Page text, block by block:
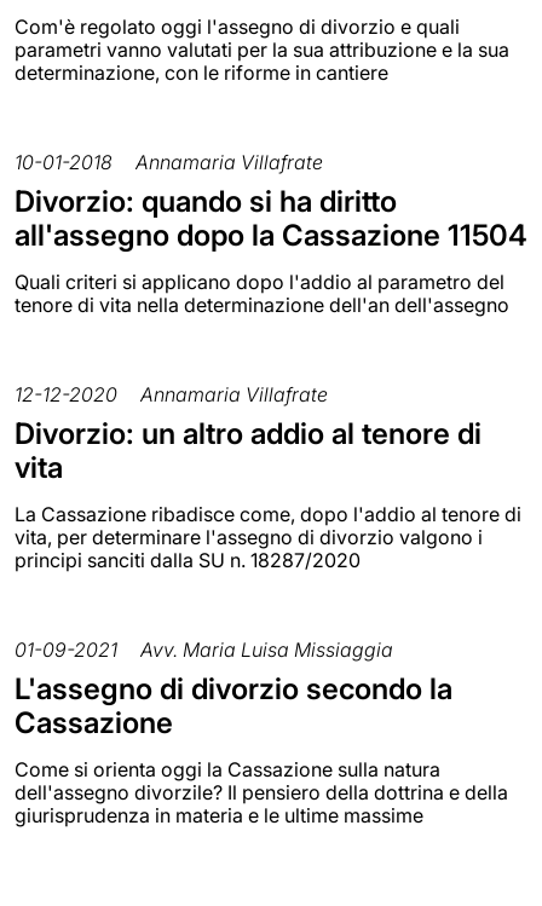
Com'è regolato oggi l'assegno di divorzio e quali
parametri vanno valutati per la sua attribuzione e la sua
determinazione, con le riforme in cantiere
10-01-2018 Annamaria Villafrate
Divorzio: quando si ha diritto
all'assegno dopo la Cassazione 11504
Quali criteri si applicano dopo l'addio al parametro del
tenore di vita nella determinazione dell'an dell'assegno
12-12-2020 Annamaria Villafrate
Divorzio: un altro addio al tenore di
vita
La Cassazione ribadisce come, dopo l'addio al tenore di
vita, per determinare l'assegno di divorzio valgono i
principi sanciti dalla SU n. 18287/2020
01-09-2021 Avv. Maria Luisa Missiaggia
L'assegno di divorzio secondo la
Cassazione
Come si orienta oggi la Cassazione sulla natura
dell'assegno divorzile? Il pensiero della dottrina e della
giurisprudenza in materia e le ultime massime